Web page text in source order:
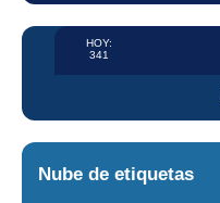
HOY:
341
Nube de etiquetas